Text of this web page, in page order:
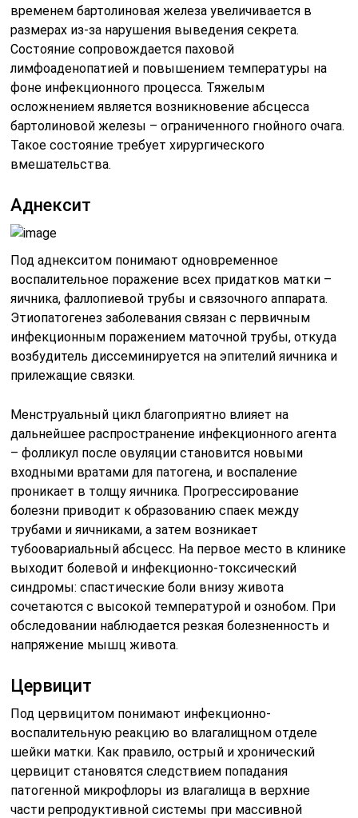
временем бартолиновая железа увеличивается в
размерах из-за нарушения выведения секрета.
Состояние сопровождается паховой
лимфоаденопатией и повышением температуры на
фоне инфекционного процесса. Тяжелым
осложнением является возникновение абсцесса
бартолиновой железы – ограниченного гнойного очага.
Такое состояние требует хирургического
вмешательства.
Аднексит
Под аднекситом понимают одновременное
воспалительное поражение всех придатков матки –
яичника, фаллопиевой трубы и связочного аппарата.
Этиопатогенез заболевания связан с первичным
инфекционным поражением маточной трубы, откуда
возбудитель диссеминируется на эпителий яичника и
прилежащие связки.
Менструальный цикл благоприятно влияет на
дальнейшее распространение инфекционного агента
– фолликул после овуляции становится новыми
входными вратами для патогена, и воспаление
проникает в толщу яичника. Прогрессирование
болезни приводит к образованию спаек между
трубами и яичниками, а затем возникает
тубоовариальный абсцесс. На первое место в клинике
выходит болевой и инфекционно-токсический
синдромы: спастические боли внизу живота
сочетаются с высокой температурой и ознобом. При
обследовании наблюдается резкая болезненность и
напряжение мышц живота.
Цервицит
Под цервицитом понимают инфекционно-
воспалительную реакцию во влагалищном отделе
шейки матки. Как правило, острый и хронический
цервицит становятся следствием попадания
патогенной микрофлоры из влагалища в верхние
части репродуктивной системы при массивной